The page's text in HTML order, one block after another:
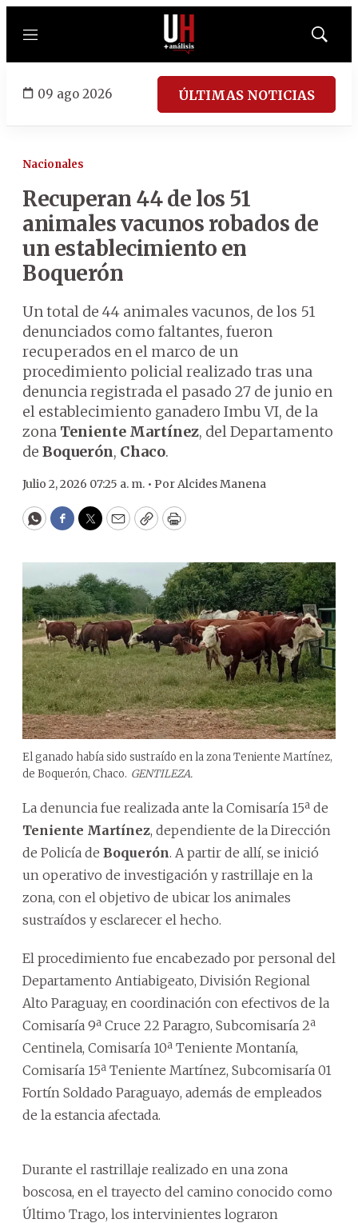
Menú
Mostrar
09 ago 2026 ÚLTIMAS NOTICIAS
Nacionales
Recuperan 44 de los 51
animales vacunos robados de
un establecimiento en
Boquerón
Un total de 44 animales vacunos, de los 51
denunciados como faltantes, fueron
recuperados en el marco de un
procedimiento policial realizado tras una
denuncia registrada el pasado 27 de junio en
el establecimiento ganadero Imbu VI, de la
zona Teniente Martínez, del Departamento
de Boquerón, Chaco.
Julio 2, 2026 07:25 a. m. • PorAlcides Manena
WhatsApp
Facebook
Twitter
EmailCopyPrint
El ganado había sido sustraído en la zona Teniente Martínez,
de Boquerón, Chaco. GENTILEZA.
La denuncia fue realizada ante la Comisaría 15ª de
Teniente Martínez, dependiente de la Dirección
de Policía de Boquerón. A partir de allí, se inició
un operativo de investigación y rastrillaje en la
zona, con el objetivo de ubicar los animales
sustraídos y esclarecer el hecho.
El procedimiento fue encabezado por personal del
Departamento Antiabigeato, División Regional
Alto Paraguay, en coordinación con efectivos de la
Comisaría 9ª Cruce 22 Paragro, Subcomisaría 2ª
Centinela, Comisaría 10ª Teniente Montanía,
Comisaría 15ª Teniente Martínez, Subcomisaría 01
Fortín Soldado Paraguayo, además de empleados
de la estancia afectada.
Durante el rastrillaje realizado en una zona
boscosa, en el trayecto del camino conocido como
Último Trago, los intervinientes lograron